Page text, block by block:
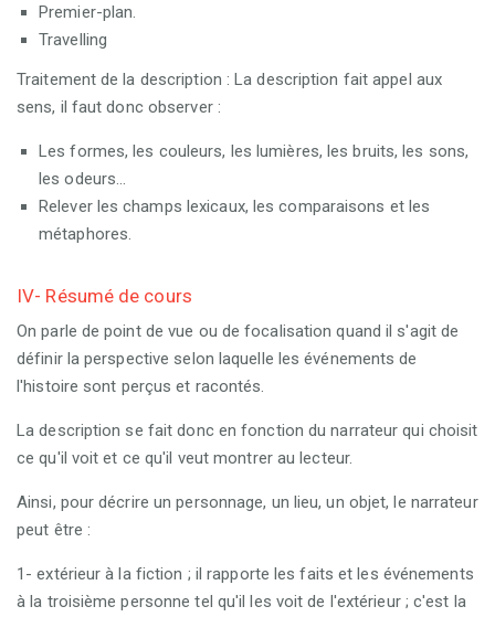
Premier-plan.
Travelling
Traitement de la description : La description fait appel aux
sens, il faut donc observer :
Les formes, les couleurs, les lumières, les bruits, les sons,
les odeurs...
Relever les champs lexicaux, les comparaisons et les
métaphores.
IV- Résumé de cours
On parle de point de vue ou de focalisation quand il s'agit de
définir la perspective selon laquelle les événements de
l'histoire sont perçus et racontés.
La description se fait donc en fonction du narrateur qui choisit
ce qu'il voit et ce qu'il veut montrer au lecteur.
Ainsi, pour décrire un personnage, un lieu, un objet, le narrateur
peut être :
1- extérieur à la fiction ; il rapporte les faits et les événements
à la troisième personne tel qu'il les voit de l'extérieur ; c'est la